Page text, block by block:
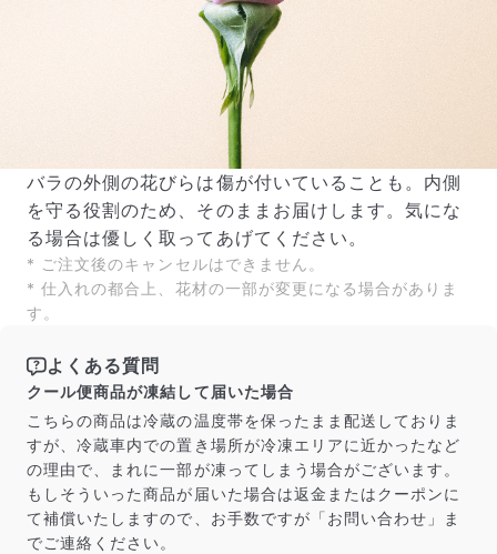
Q. 毎月自動でお花が届くサービスですか？
いいえ、毎月自動でお届けするサービスではありません。好
きな時に好きな花をご注文いただけます。
Q. 配送できないエリアはありますか？
ただいま沖縄・離島エリアへの配送には対応しておりませ
Q. 配送日時は指定できますか？
お花をベストなタイミングで発送しているため、お届け日の
指定はできません。受け取り時間帯は、発送後にクロネコヤ
マトのアプリから変更可能です。
Q. 注文後にキャンセルできますか？
ご注文後一定時間内であればキャンセル可能です。
バラの外側の花びらは傷が付いていることも。内側
を守る役割のため、そのままお届けします。気にな
る場合は優しく取ってあげてください。
* ご注文後のキャンセルはできません。
* 仕入れの都合上、花材の一部が変更になる場合がありま
す。
よくある質問
クール便商品が凍結して届いた場合
こちらの商品は冷蔵の温度帯を保ったまま配送しておりま
すが、冷蔵車内での置き場所が冷凍エリアに近かったなど
の理由で、まれに一部が凍ってしまう場合がございます。
もしそういった商品が届いた場合は返金またはクーポンに
て補償いたしますので、お手数ですが「お問い合わせ」ま
でご連絡ください。